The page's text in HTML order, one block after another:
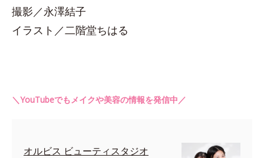
撮影／永澤結子
イラスト／二階堂ちはる
＼YouTubeでもメイクや美容の情報を発信中／
オルビス ビューティスタジオ